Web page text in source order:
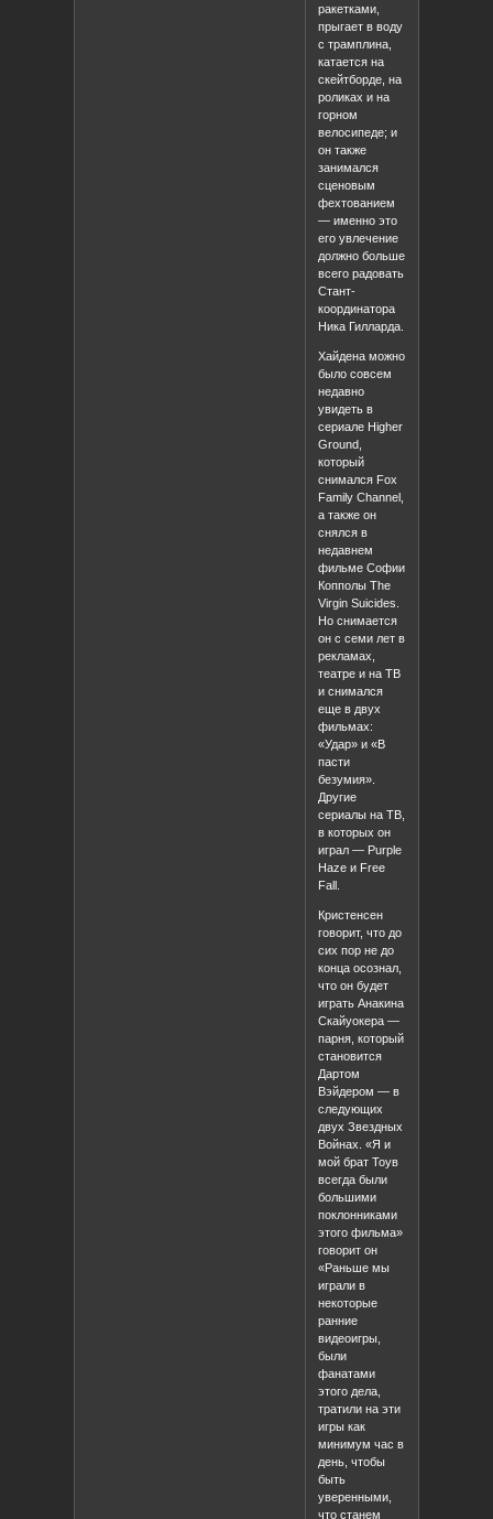
ракетками,
прыгает в воду
с трамплина,
катается на
скейтборде, на
роликах и на
горном
велосипеде; и
он также
занимался
сценовым
фехтованием
— именно это
его увлечение
должно больше
всего радовать
Стант-
координатора
Ника Гилларда.
Хайдена можно
было совсем
недавно
увидеть в
сериале Higher
Ground,
который
снимался Fox
Family Channel,
а также он
снялся в
недавнем
фильме Софии
Копполы The
Virgin Suicides.
Но снимается
он с семи лет в
рекламах,
театре и на ТВ
и снимался
еще в двух
фильмах:
«Удар» и «В
пасти
безумия».
Другие
сериалы на ТВ,
в которых он
играл — Purple
Haze и Free
Fall.
Кристенсен
говорит, что до
сих пор не до
конца осознал,
что он будет
играть Анакина
Скайуокера —
парня, который
становится
Дартом
Вэйдером — в
следующих
двух Звездных
Войнах. «Я и
мой брат Тоув
всегда были
большими
поклонниками
этого фильма»
говорит он
«Раньше мы
играли в
некоторые
ранние
видеоигры,
были
фанатами
этого дела,
тратили на эти
игры как
минимум час в
день, чтобы
быть
уверенными,
что станем